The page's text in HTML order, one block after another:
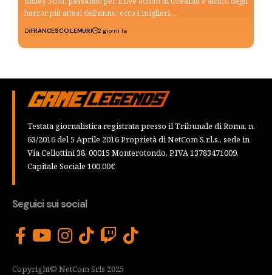
horror più attesi dell’anno: ecco i migliori…
DiFRANCESCO LEMURI 2 giorni fa
Testata giornalistica registrata presso il Tribunale di Roma, n.
63/2016 del 5 Aprile 2016 Proprietà di NetCom S.r.l.s., sede in
Via Cellottini 38, 00015 Monterotondo, P.IVA 13783471009,
Capitale Sociale 100,00€
Seguici sui social
Copyright© NetCom Srls 2025